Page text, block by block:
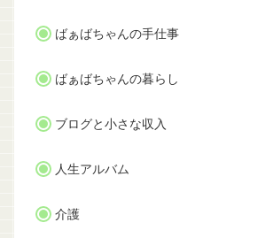
ばぁばちゃんの手仕事
ばぁばちゃんの暮らし
ブログと小さな収入
人生アルバム
介護